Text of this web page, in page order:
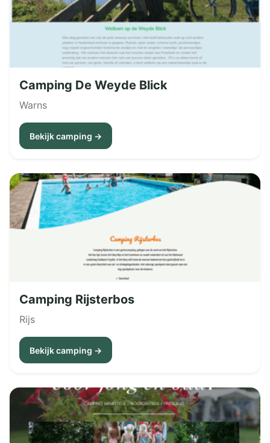
Camping De Weyde Blick
Warns
Bekijk camping →
Camping Rijsterbos
Rijs
Bekijk camping →